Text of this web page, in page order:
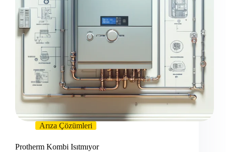
Arıza Çözümleri
Protherm Kombi Isıtmıyor